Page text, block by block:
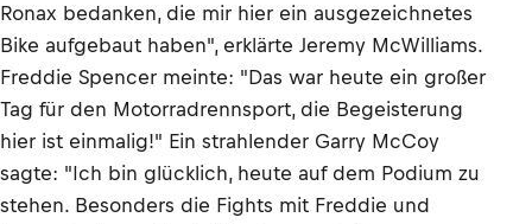
Ronax bedanken, die mir hier ein ausgezeichnetes
Bike aufgebaut haben", erklärte Jeremy McWilliams.
Freddie Spencer meinte: "Das war heute ein großer
Tag für den Motorradrennsport, die Begeisterung
hier ist einmalig!" Ein strahlender Garry McCoy
sagte: "Ich bin glücklich, heute auf dem Podium zu
stehen. Besonders die Fights mit Freddie und